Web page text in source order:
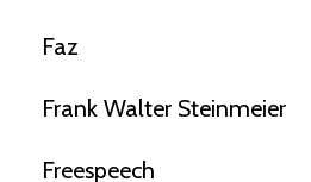
Faz
Frank Walter Steinmeier
Freespeech